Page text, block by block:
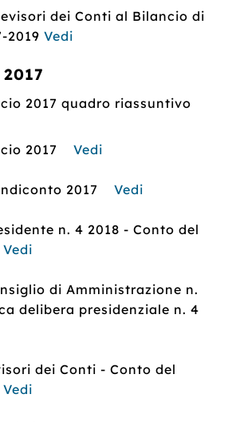
dei Conti al Bilancio di
2019Vedi
2017 quadro riassuntivo
2017Vedi
2017Vedi
n. 4 2018 - Conto del
Vedi
di Amministrazione n.
delibera presidenziale n. 4
dei Conti - Conto del
Vedi